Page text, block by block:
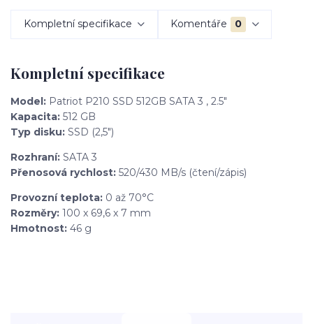
Kompletní specifikace Komentáře 0
Kompletní specifikace
Model: Patriot P210 SSD 512GB SATA 3 , 2.5"
Kapacita: 512 GB
Typ disku: SSD (2,5")
Rozhraní: SATA 3
Přenosová rychlost: 520/430 MB/s (čtení/zápis)
Provozní teplota: 0 až 70°C
Rozměry: 100 x 69,6 x 7 mm
Hmotnost: 46 g